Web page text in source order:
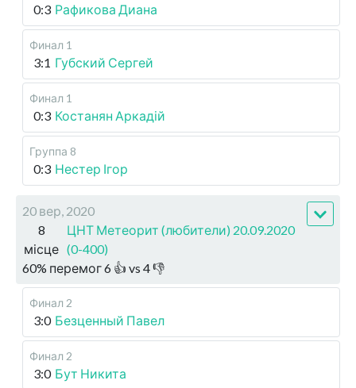
0:3 Рафикова Диана
Финал 1
3:1 Губский Сергей
Финал 1
0:3 Костанян Аркадій
Группа 8
0:3 Нестер Ігор
20 вер, 2020
8
місце
ЦНТ Метеорит (любители) 20.09.2020
(0-400)
60% перемог6 👍 vs 4👎
Финал 2
3:0 Безценный Павел
Финал 2
3:0 Бут Никита